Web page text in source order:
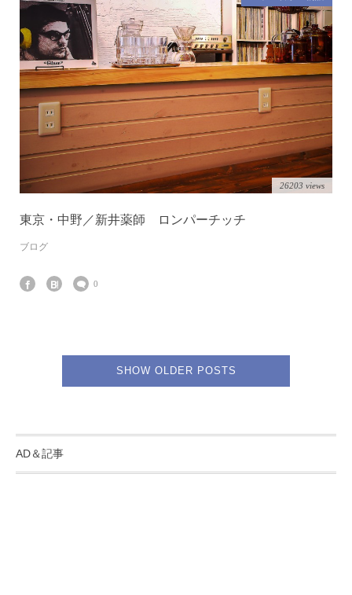
26203 views
東京・中野／新井薬師 ロンパーチッチ
ブログ
0
SHOW OLDER POSTS
AD＆記事